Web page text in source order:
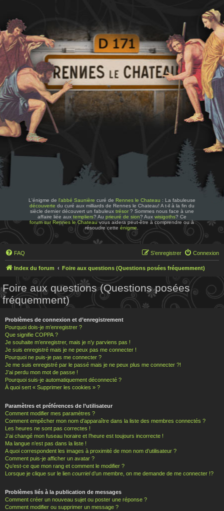
L'énigme de l'abbé Saunière curé de Rennes le Chateau : La fabuleuse
découverte du curé aux milliards de Rennes le Chateau! A t-il à la fin du
siècle dernier découvert un fabuleux trésor? Sommes nous face à une
affaire liée aux templiers? Au prieuré de sion? Aux wisigoths? Ce
forum sur Rennes le Chateauvous aidera peut-être à comprendre ou à
résoudre cetteénigme
FAQ Connexion
S’enregistrer
Index du forum Foire aux questions (Questions posées fréquemment)
Foire aux questions (Questions posées
fréquemment)
Problèmes de connexion et d’enregistrement
Pourquoi dois-je m’enregistrer ?
Que signifie COPPA ?
Je souhaite m’enregistrer, mais je n’y parviens pas !
Je suis enregistré mais je ne peux pas me connecter !
Pourquoi ne puis-je pas me connecter ?
Je me suis enregistré par le passé mais je ne peux plus me connecter ?!
J’ai perdu mon mot de passe !
Pourquoi suis-je automatiquement déconnecté ?
À quoi sert « Supprimer les cookies » ?
Paramètres et préférences de l’utilisateur
Comment modifier mes paramètres ?
Comment empêcher mon nom d’apparaître dans la liste des membres connectés ?
Les heures ne sont pas correctes !
J’ai changé mon fuseau horaire et l’heure est toujours incorrecte !
Ma langue n’est pas dans la liste !
A quoi correspondent les images à proximité de mon nom d’utilisateur ?
Comment puis-je afficher un avatar ?
Qu’est-ce que mon rang et comment le modifier ?
Lorsque je clique sur le lien courrield’un membre, on me demande de me connecter !?
Problèmes liés à la publication de messages
Comment créer un nouveau sujet ou poster une réponse ?
Comment modifier ou supprimer un message ?